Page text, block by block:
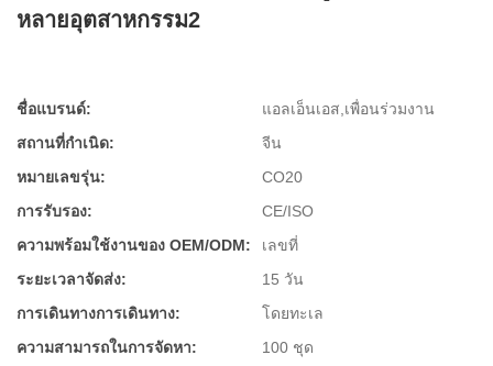
หลายอุตสาหกรรม2
ชื่อแบรนด์:
แอลเอ็นเอส,เพื่อนร่วมงาน
สถานที่กำเนิด:
จีน
หมายเลขรุ่น:
CO20
การรับรอง:
CE/ISO
ความพร้อมใช้งานของ OEM/ODM:
เลขที่
ระยะเวลาจัดส่ง:
15 วัน
การเดินทางการเดินทาง:
โดยทะเล
ความสามารถในการจัดหา:
100 ชุด